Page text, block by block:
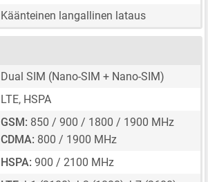
Käänteinen langallinen lataus
Dual SIM (Nano-SIM + Nano-SIM)
LTE, HSPA
GSM: 850 / 900 / 1800 / 1900 MHz
CDMA: 800 / 1900 MHz
HSPA: 900 / 2100 MHz